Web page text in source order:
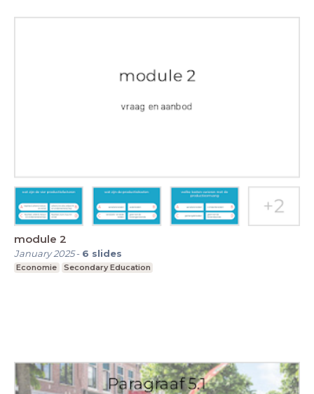
module 2
January 2025- 6 slides
Economie Secondary Education